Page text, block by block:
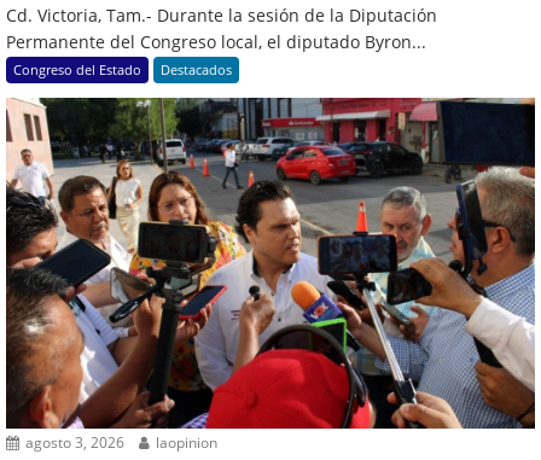
Cd. Victoria, Tam.- Durante la sesión de la Diputación
Permanente del Congreso local, el diputado Byron...
Congreso del Estado Destacados
agosto 3, 2026 laopinion